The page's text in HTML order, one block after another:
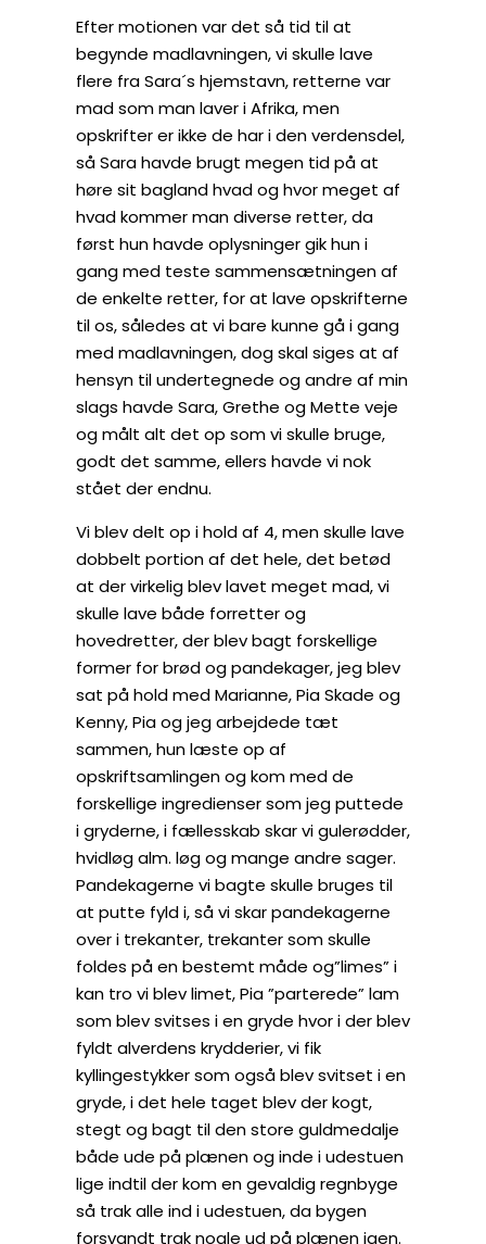
Efter motionen var det så tid til at
begynde madlavningen, vi skulle lave
flere fra Sara´s hjemstavn, retterne var
mad som man laver i Afrika, men
opskrifter er ikke de har i den verdensdel,
så Sara havde brugt megen tid på at
høre sit bagland hvad og hvor meget af
hvad kommer man diverse retter, da
først hun havde oplysninger gik hun i
gang med teste sammensætningen af
de enkelte retter, for at lave opskrifterne
til os, således at vi bare kunne gå i gang
med madlavningen, dog skal siges at af
hensyn til undertegnede og andre af min
slags havde Sara, Grethe og Mette veje
og målt alt det op som vi skulle bruge,
godt det samme, ellers havde vi nok
stået der endnu.
Vi blev delt op i hold af 4, men skulle lave
dobbelt portion af det hele, det betød
at der virkelig blev lavet meget mad, vi
skulle lave både forretter og
hovedretter, der blev bagt forskellige
former for brød og pandekager, jeg blev
sat på hold med Marianne, Pia Skade og
Kenny, Pia og jeg arbejdede tæt
sammen, hun læste op af
opskriftsamlingen og kom med de
forskellige ingredienser som jeg puttede
i gryderne, i fællesskab skar vi gulerødder,
hvidløg alm. løg og mange andre sager.
Pandekagerne vi bagte skulle bruges til
at putte fyld i, så vi skar pandekagerne
over i trekanter, trekanter som skulle
foldes på en bestemt måde og”limes” i
kan tro vi blev limet, Pia ”parterede” lam
som blev svitses i en gryde hvor i der blev
fyldt alverdens krydderier, vi fik
kyllingestykker som også blev svitset i en
gryde, i det hele taget blev der kogt,
stegt og bagt til den store guldmedalje
både ude på plænen og inde i udestuen
lige indtil der kom en gevaldig regnbyge
så trak alle ind i udestuen, da bygen
forsvandt trak nogle ud på plænen igen.